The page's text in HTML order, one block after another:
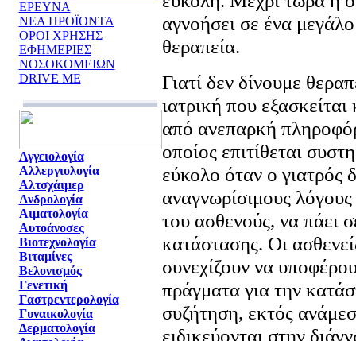
ΕΡΕΥΝΑ
ΝΕΑ ΠΡΟΪΟΝΤΑ
ΟΡΟΙ ΧΡΗΣΗΣ
ΕΦΗΜΕΡΙΕΣ
ΝΟΣΟΚΟΜΕΙΩΝ
DRIVE ME
Αγγειολογία
Αλλεργιολογία
Αλτσχάιμερ
Ανδρολογία
Αιματολογία
Αυτοάνοσες
Βιοτεχνολογία
Βιταμίνες
Βελονισμός
Γενετική
Γαστρεντερολογία
Γυναικολογία
Δερματολογία
αγνοήσει σε ένα
θεραπεία.
Γιατί δεν δίνουμε
ιατρική που
από ανεπαρκή
οποίος επιτίθεται
εύκολο όταν ο γιατρός
αναγνωρίσιμους
του ασθενούς, να πάει
κατάστασης. Οι
συνεχίζουν να
πράγματα για την
συζήτηση, εκτός
ειδικεύονται στην